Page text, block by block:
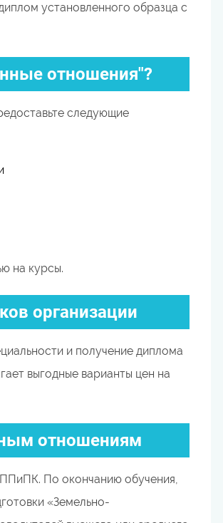
установленного образца с
отношения"?
следующие
на курсы.
организации
и получение диплома
выгодные варианты цен на
отношениям
По окончанию обучения,
«Земельно-